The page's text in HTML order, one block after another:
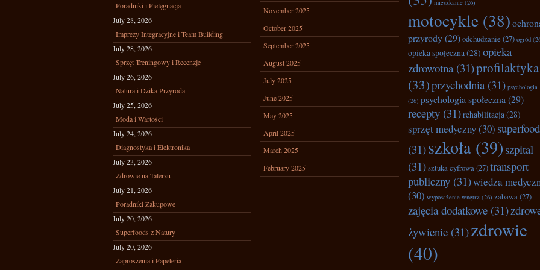
Poradniki i Pielęgnacja
July 28, 2026
Imprezy Integracyjne i Team Building
July 28, 2026
Sprzęt Treningowy i Recenzje
July 26, 2026
Natura i Dzika Przyroda
July 25, 2026
Moda i Wartości
July 24, 2026
Diagnostyka i Elektronika
July 23, 2026
Zdrowie na Talerzu
July 21, 2026
Poradniki Zakupowe
July 20, 2026
Superfoods z Natury
July 20, 2026
Zaproszenia i Papeteria
November 2025
October 2025
September 2025
August 2025
July 2025
June 2025
May 2025
April 2025
March 2025
February 2025
mieszkanie (26)
motocykle (38)
przyrody(29)odchudzanie (27) ogród
opieka społeczna(28) opieka
zdrowotna(31)profilaktyka
(33)przychodnia(31) psychologia
(26) psychologia społeczna (29)
recepty (31)rehabilitacja(28)
sprzęt medyczny(30)
(31)szkoła (39) szpital
(31)sztuka cyfrowa(27)transport
publiczny (31)wiedza
(30) wyposażenie wnętrz (26) zabawa(27)
zajęcia dodatkowe (31)
żywienie (31)zdrowie
(40)